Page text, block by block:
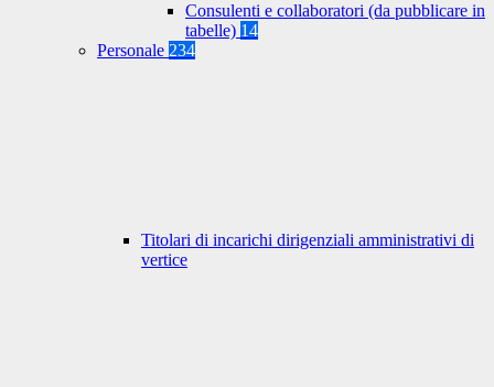
Consulenti e collaboratori (da pubblicare in
tabelle) 14
Personale 234
Titolari di incarichi dirigenziali amministrativi di
vertice